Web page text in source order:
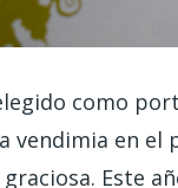
como
en el
Este